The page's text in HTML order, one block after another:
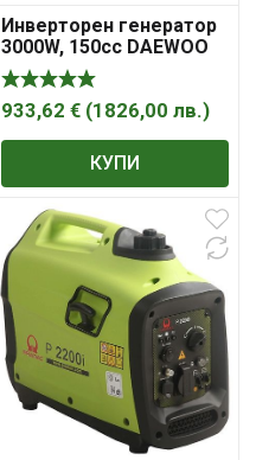
Инверторен генератор
3000W, 150cc DAEWOO
DAIG3000S
933,62 € (1826,00 лв.)
КУПИ